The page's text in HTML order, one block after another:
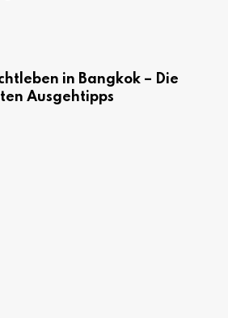
in Bangkok – Die
Ausgehtipps